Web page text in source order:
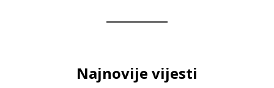
Najnovije vijesti